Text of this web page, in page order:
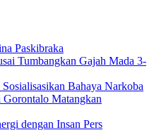
Paskibraka
Tumbangkan Gajah Mada 3-
Bahaya Narkoba
Matangkan
dengan Insan Pers